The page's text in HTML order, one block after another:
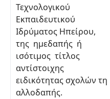
Τεχνολογικού
Εκπαιδευτικού
Ιδρύματος Ηπείρου,
της ημεδαπής ή
ισότιμος τίτλος
αντίστοιχης
ειδικότητας σχολών
αλλοδαπής.